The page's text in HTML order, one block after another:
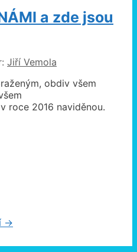
a zde jsou
Jiří Vemola
obdiv všem
roce 2016 naviděnou.
→